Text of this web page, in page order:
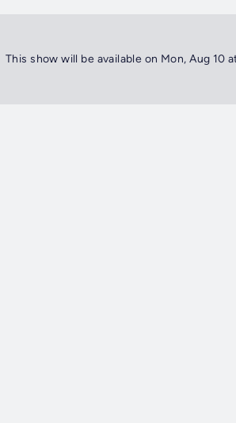
This show will be available on Mon, Aug 10